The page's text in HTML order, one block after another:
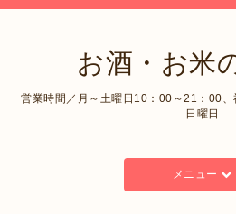
お酒・お米
営業時間／月～土曜日10：00～21：00
日曜日
メニュー